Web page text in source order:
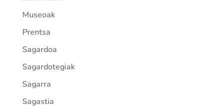
Museoak
Prentsa
Sagardoa
Sagardotegiak
Sagarra
Sagastia